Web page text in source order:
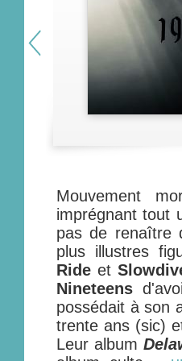
Mouvement
imprégnant tout
pas de renaître
plus illustres
Ride et
Nineteens
possédait à son
trente ans (sic)
Leur album